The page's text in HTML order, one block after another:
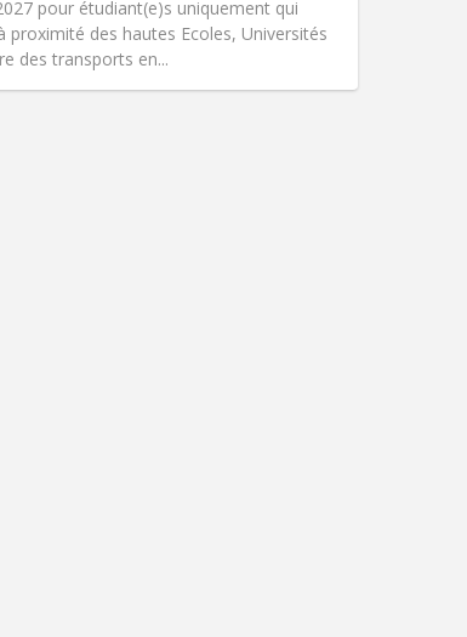
pour étudiant(e)s uniquement qui
proximité des hautes Ecoles, Universités
des transports en...
其他
氛围:学习氛围, 安静